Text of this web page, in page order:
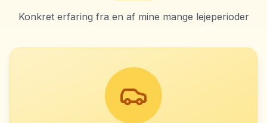
Konkret erfaring fra en af mine mange lejeperioder